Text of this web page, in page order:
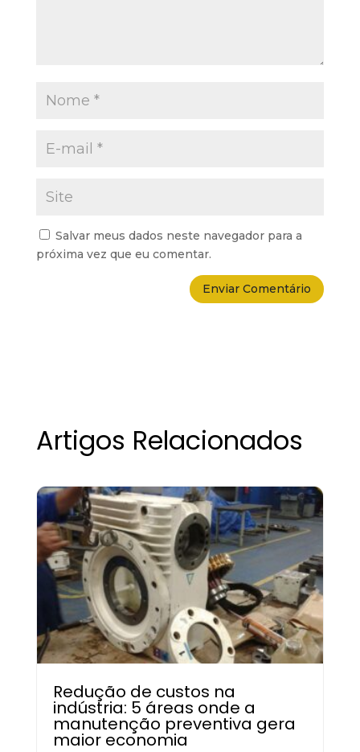
Salvar meus dados neste navegador para a
próxima vez que eu comentar.
Artigos Relacionados
Redução de custos na
indústria: 5 áreas onde a
manutenção preventiva gera
maior economia